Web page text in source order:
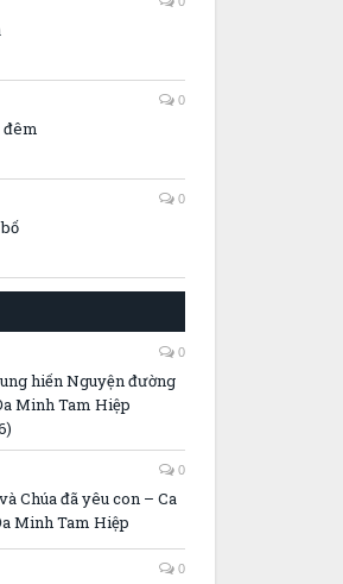
đêm
hiến Nguyện đường
Minh Tam Hiệp
Chúa đã yêu con – Ca
Minh Tam Hiệp